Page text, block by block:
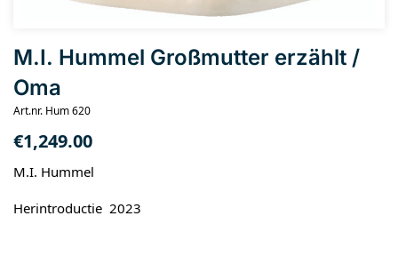
M.I. Hummel Großmutter erzählt /
Oma
Art.nr. Hum 620
€1,249.00
M.I. Hummel
Herintroductie 2023